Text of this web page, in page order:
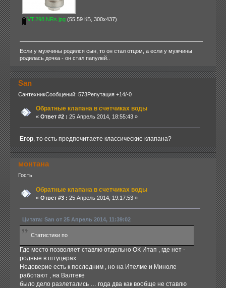
VT.298.NRs.jpg (55.59 КБ, 300x437)
Если у мужчины родился сын, то он стал отцом, а если у мужчины
родилась дочка - он стал папулей..
San
СантехникСообщений: 573Репутация +14/-0
Обратные клапана в счетчиках воды
« Ответ #2 : 25 Апрель 2014, 18:55:43 »
Егор, то есть предпочитаете классические клапана?
монтана
Гость
Обратные клапана в счетчиках воды
« Ответ #3 : 25 Апрель 2014, 19:17:53 »
Цитата: San от 25 Апрель 2014, 11:39:02
Статистики по
Где место позволяет ставлю отдельно ОК Итап , где нет -
родные в штуцерах …
Недоверие есть к последним , но на Ителме и Миноле
работают , на Валтеке
было дело разлетались … года два как вообще не ставлю